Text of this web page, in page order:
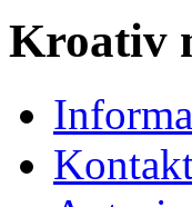
Kroativ